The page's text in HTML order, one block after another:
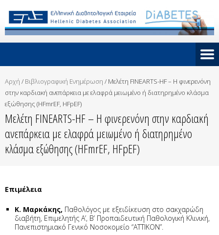
Αρχή / Βιβλιογραφική Ενημέρωση / Μελέτη FINEARTS-HF – Η φινερενόνη
στην καρδιακή ανεπάρκεια με ελαφρά μειωμένο ή διατηρημένο κλάσμα
εξώθησης (HFmrEF, HFpEF)
Μελέτη FINEARTS-HF – Η φινερενόνη στην καρδιακή
ανεπάρκεια με ελαφρά μειωμένο ή διατηρημένο
κλάσμα εξώθησης (HFmrEF, HFpEF)
Επιμέλεια
Κ. Μαρκάκης, Παθολόγος με εξειδίκευση στο σακχαρώδη
διαβήτη, Επιμελητής Α’, B’ Προπαιδευτική Παθολογική Κλινική,
Πανεπιστημιακό Γενικό Νοσοκομείο “ΑTTIKON”.